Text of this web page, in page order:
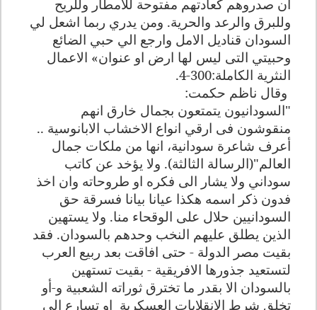
ان صدروهم كعادتهم مفتوحة للامطار وللريح
وللبرق والرعد والحرية. ومن يدري ربما اشعل لي
السودان قناديل الامل وارجع الي حبي الضائع
وحبيتي التى ليس لها ارض او عنوان» الاعمال
النثرية الكاملة:300-4
.
وقال ناظم حكمت:
"السودانيون يتمتعون بجمال خارق انهم
منقوشون فى ارقي انواع الاخشاب الابانوسية ..
أعرف شاعرة سودانية، انها من ملكات جمال
العالم"(الرسالة الثالثة). ولا يؤخد عن كاتب
سوداني ولا يشار الى فكره او طروحاته وان اخذ
فدون ذكر اسمه هكذا عيانا بيانا فسرقة حق
السودانيين حلال على الوقحاء منا. ولا يستهين
الذين يطلق عليهم النخب وحدهم بالسودان. فقد
بقيت مصر الدولة - حتى افاقت بعد ربيع العرب
لتستعيد جذورها الافريقية - بقيت تستهين
بالسودان الا بقدر ما تخترق ثوراته الشعبية و-أو
تخلق شرط الانقلابات العسكرية او تسارع الى